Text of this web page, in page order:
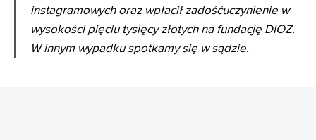
instagramowych oraz wpłacił zadośćuczynienie w
wysokości pięciu tysięcy złotych na fundację DIOZ.
W innym wypadku spotkamy się w sądzie.